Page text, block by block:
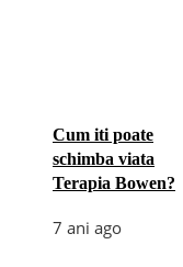
Cum iti poate
schimba viata
Terapia Bowen?
7 ani ago